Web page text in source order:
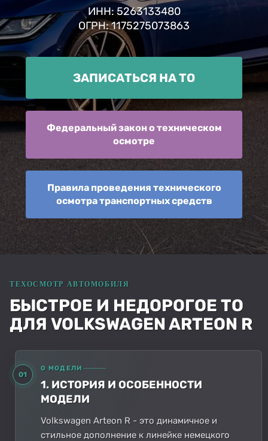
ИНН: 5263133480
ОГРН: 1175275073863
ЗАПИСАТЬСЯ НА ТО
Федеральный закон о техническом
осмотре
Правила проведения технического
осмотра транспортных средств
БЫСТРОЕ И НЕДОРОГОЕ ТО
ДЛЯ VOLKSWAGEN ARTEON R
01
О МОДЕЛИ
1. ИСТОРИЯ И ОСОБЕННОСТИ
МОДЕЛИ
Volkswagen Arteon R - это динамичное и
стильное дополнение к линейке немецкого